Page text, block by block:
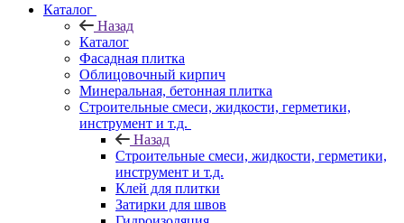
Каталог
Назад
Каталог
Фасадная плитка
Облицовочный кирпич
Минеральная, бетонная плитка
Строительные смеси, жидкости, герметики,
инструмент и т.д.
Назад
Строительные смеси, жидкости, герметики,
инструмент и т.д.
Клей для плитки
Затирки для швов